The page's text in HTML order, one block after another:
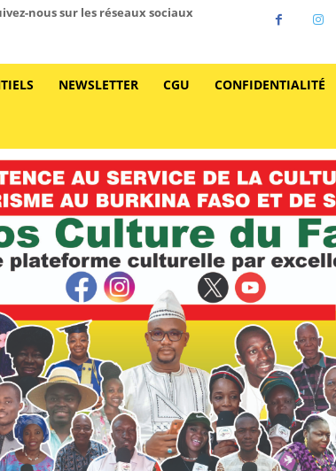
nous sur les réseaux sociaux
NEWSLETTER CGU CONFIDENTIALITÉ